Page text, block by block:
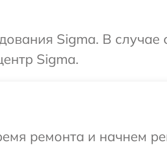
Sigma. В случае
Sigma.
ремонта и начнем